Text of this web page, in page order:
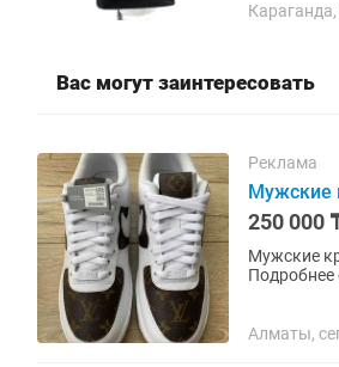
Вас могут заинтересовать
Реклама
Мужские
250 000
Мужские кроссовки Custom LOUIS VUITTON x Nike
Подробнее
Алматы,